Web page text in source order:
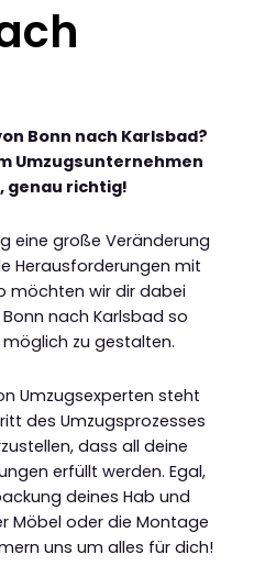
Bonn nach Karlsbad?
Umzugsunternehmen
genau richtig!
eine große Veränderung
Herausforderungen mit
möchten wir dir dabei
nach Karlsbad so
zu gestalten.
Umzugsexperten steht
des Umzugsprozesses
dass all deine
erfüllt werden. Egal,
deines Hab und
Möbel oder die Montage
uns um alles für dich!